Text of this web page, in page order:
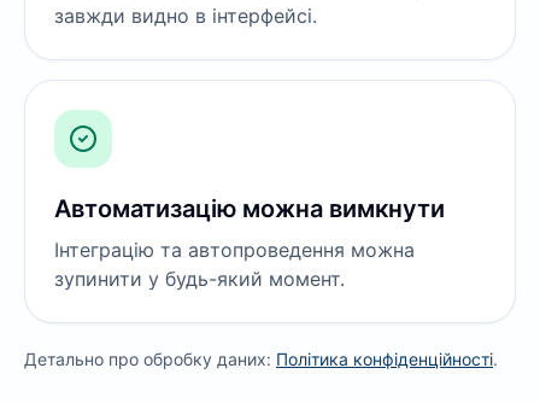
завжди видно в інтерфейсі.
Автоматизацію можна вимкнути
Інтеграцію та автопроведення можна
зупинити у будь-який момент.
Детально про обробку даних: Політика конфіденційності.